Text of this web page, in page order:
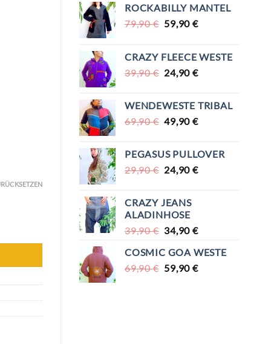
ROCKABILLY MANTEL
79,90€ URSPRÜNGLICHER
79,90 €
59,90€AKTUELLER
59,90 €.
CRAZY FLEECE WESTE
39,90€ URSPRÜNGLICHER
39,90 €
24,90€AKTUELLER
24,90 €.
WENDEWESTE TRIBAL
69,90€ URSPRÜNGLICHER
69,90 €
49,90€AKTUELLER
49,90 €.
PEGASUS PULLOVER
29,90€ URSPRÜNGLICHER
29,90 €
24,90€AKTUELLER
CRAZY JEANS
ALADINHOSE
39,90€ URSPRÜNGLICHER
WAR:
39,90 €
34,90€AKTUELLER
IST:
34,90 €.
COSMIC GOA WESTE
69,90€ URSPRÜNGLICHER
59,90€AKTUELLER